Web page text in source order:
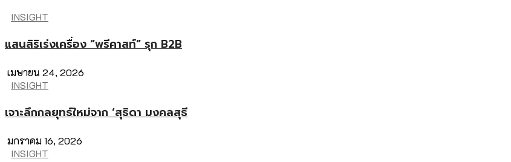
INSIGHT
แสนสิริเร่งเครื่อง “พรีคาสท์” รุก B2B
เมษายน 24, 2026
INSIGHT
เจาะลึกกลยุทธ์ใหม่จาก ‘สุธิดา มงคลสุธี
มกราคม 16, 2026
INSIGHT